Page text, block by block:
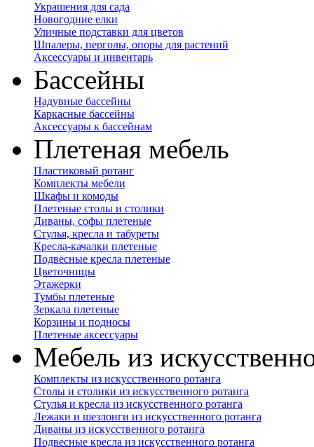
Украшения для сада
Новогодние елки
Уличные подставки для цветов
Шпалеры, перголы, опоры для растений
Аксессуары и инвентарь
Бассейны
Надувные бассейны
Каркасные бассейны
Аксессуары к бассейнам
Плетеная мебель
Пластиковый ротанг
Комплекты мебели
Шкафы и комоды
Плетеные столы и столики
Диваны, софы плетеные
Стулья, кресла и табуреты
Кресла-качалки плетеные
Подвесные кресла плетеные
Цветочницы
Этажерки
Тумбы плетеные
Зеркала плетеные
Корзины и подносы
Плетеные аксессуары
Мебель из
Комплекты из искусственного ротанга
Столы и столики из искусственного ротанга
Стулья и кресла из искусственного ротанга
Лежаки и шезлонги из искусственного ротанга
Диваны из искусственного ротанга
Подвесные кресла из искусственного ротанга